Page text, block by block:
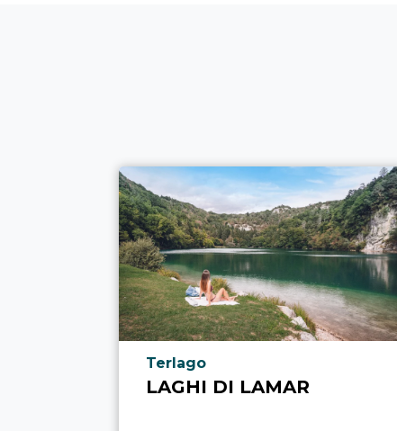
aria.poi_location_prefix
Terlago
LAGHI DI LAMAR